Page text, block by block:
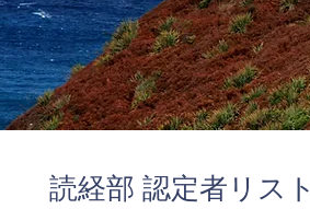
読経部 認定者リスト